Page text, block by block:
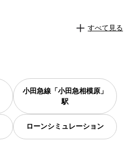
すべて見る
小田急線「小田急相模原」
駅
ローンシミュレーション